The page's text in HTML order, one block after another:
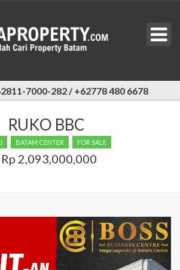
7000-282 / +62778 480 6678
RUKO BBC
BATAM CENTER FOR SALE
Rp 2,093,000,000